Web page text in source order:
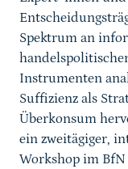
Spektrum an
Instrumenten
Suffizienz als
Überkonsum
ein zweitägiger,
Workshop im